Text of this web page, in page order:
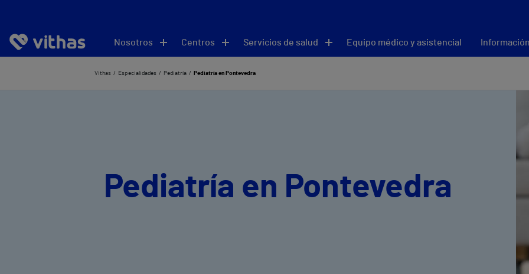
Nosotros Centros Servicios de salud Equipo médico y asistencial
Vithas Especialidades Pediatría Pediatría en Pontevedra
Pediatría en Pontevedra